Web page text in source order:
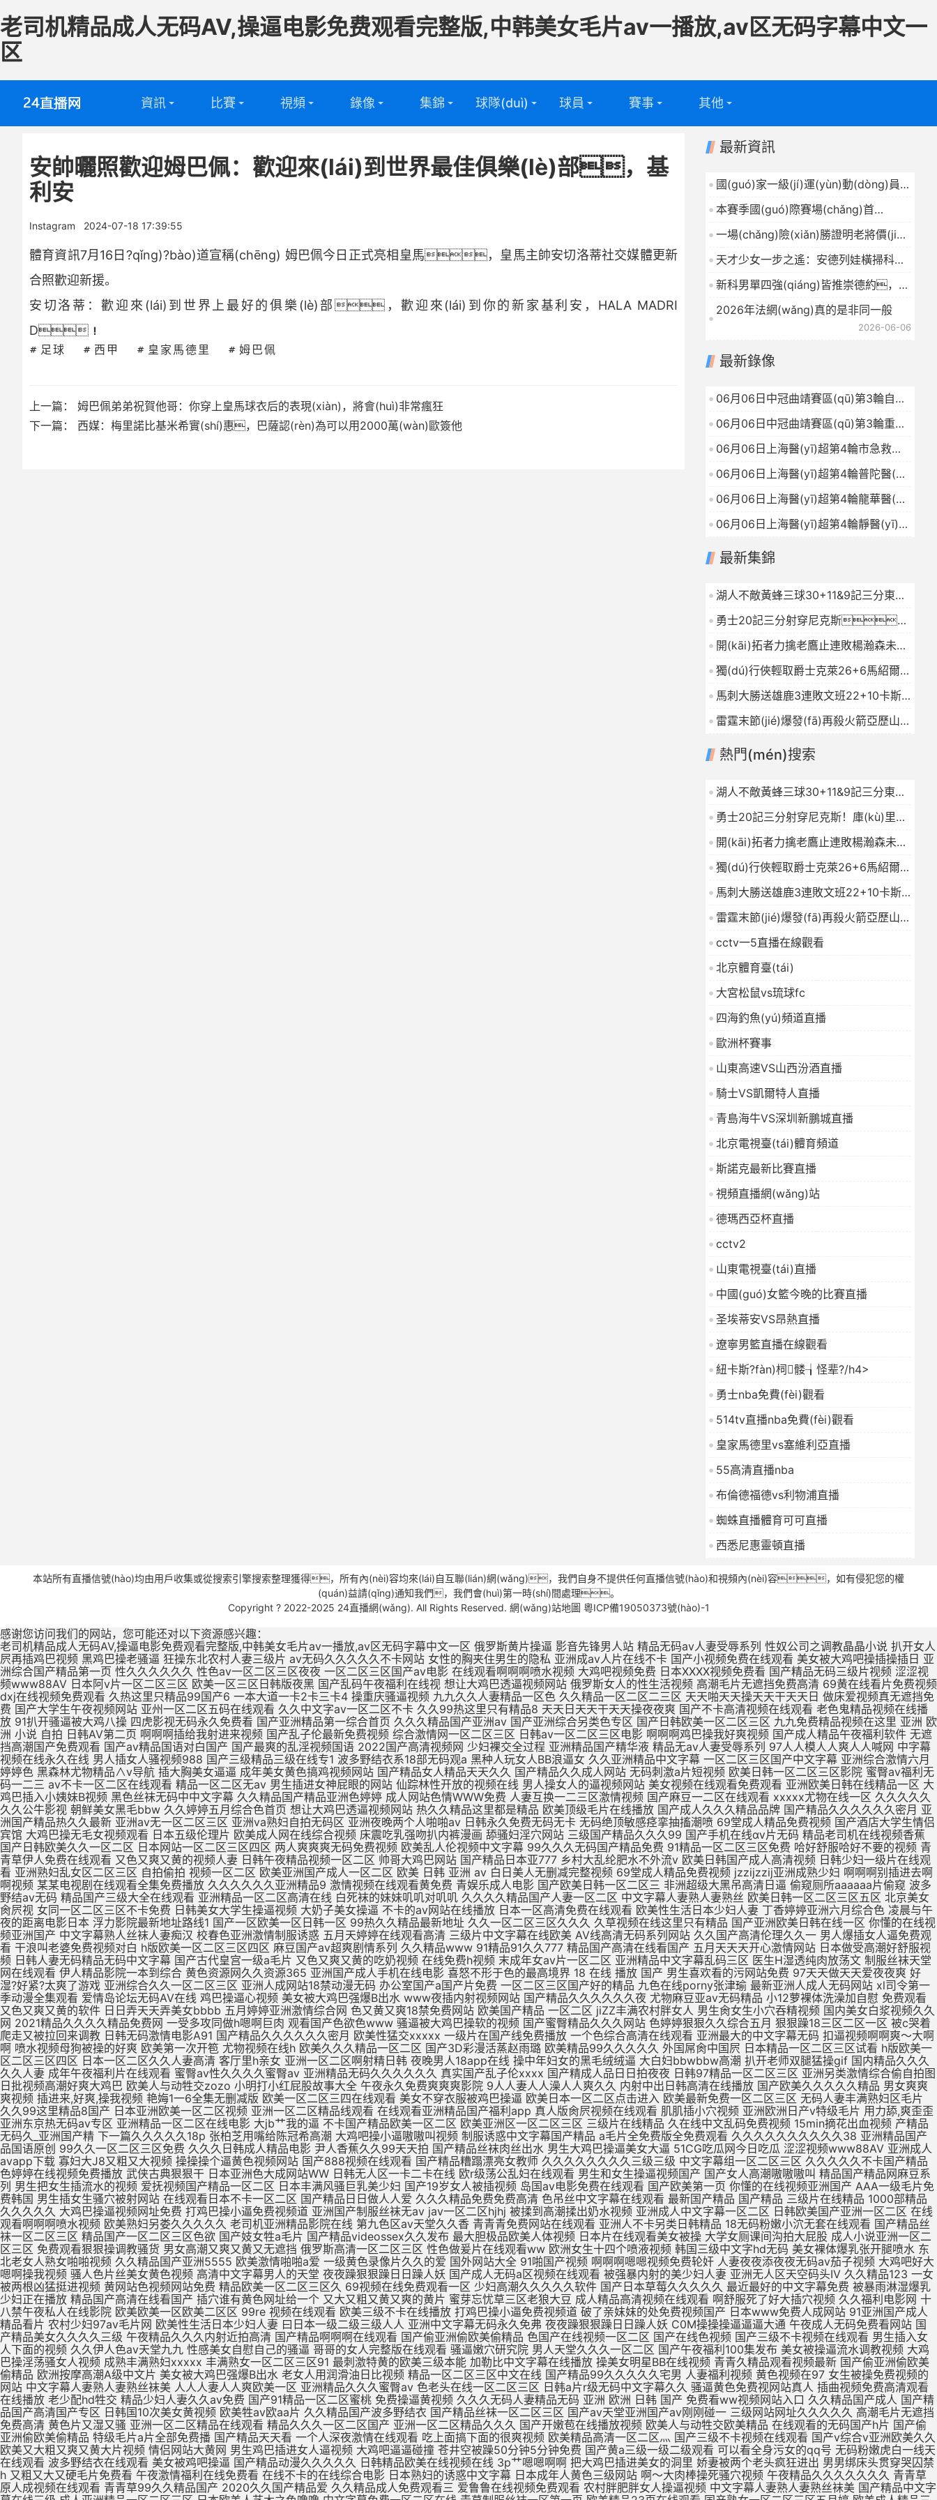
老司机精品成人无码AV,操逼电影免费观看完整版,中韩美女毛片av一播放,av区无码字幕中文一
区
資訊
西甲
中超
歐洲杯
亞冠
比賽
英超
法甲
世界杯
歐洲杯
視頻
籃球視頻
錄像 集錦 球隊(duì)
(duì)
籃球球隊
球員
籃球球員
賽事
籃球
其他
專(zhuān)
問(wèn)答
安帥曬照歡迎姆巴佩：歡迎來(lái)到世界最佳俱樂(lè)部，基
利安
Instagram 2024-07-18 17:39:55
體育資訊7月16日?qǐng)?bào)道宣稱(chēng) 姆巴佩今日正式亮相皇馬，皇馬主帥安切洛蒂社交媒體更新
合照歡迎新援。
安切洛蒂：歡迎來(lái)到世界上最好的俱樂(lè)部，歡迎來(lái)到你的新家基利安，HALA MADRI
D！
足球 西甲 皇家馬德里 姆巴佩
上一篇： 姆巴佩弟弟祝賀他哥：你穿上皇馬球衣后的表現(xiàn)，將會(huì)非常瘋狂
下一篇： 西媒：梅里諾比基米希實(shí)惠，巴薩認(rèn)為可以用2000萬(wàn)歐簽他
最新資訊
國(guó)家一級(jí)運(yùn)動(dòng)員！
深圳“小飛人”韓信百米跑出10.85秒
2026-06-06
本賽季國(guó)際賽場(chǎng)首
勝！中國(guó)女排3比2戰
(zhàn)勝泰國(guó)女排
2026-06-06
一場(chǎng)險(xiǎn)勝證明老將價(jià)
值，中國(guó)女排從勝利
中找到信心
天才少女一步之遙：安德列娃橫掃科斯
秋克，19歲首進(jìn)大滿貫決賽
新科男單四強(qiáng)皆推崇德約，法
網(wǎng)仍有他的傳說(shuō)！
2026年法網(wǎng)真的是非同一般
2026-06-06
最新錄像
06月06日中冠曲靖賽區(qū)第3輪自貢
弘祥電碳VS貴州飛鷹全場(chǎng)錄像
06月06日中冠曲靖賽區(qū)第3輪重慶
瀚達(dá)VS云南青丘全場(chǎng)錄像
06月06日上海醫(yī)超第4輪市急救足
球隊(duì)VS嘉醫(yī)FC全場(chǎng)錄
2026-06-06
06月06日上海醫(yī)超第4輪普陀醫(yī)
工聯(lián)隊(duì)VS曙光四院聯(lián)隊
(duì)全場(chǎng)錄像
2026-06-06
06月06日上海醫(yī)超第4輪龍華醫(yī)
院VS閔行衛(wèi)生全場(chǎng)錄像
2026-06-06
06月06日上海醫(yī)超第4輪靜醫(yī)工
最新集錦
湖人不敵黃蜂三球30+11&9記三分東契
奇39分詹姆斯29+9+6
2026-01-16
勇士20記三分射穿尼克斯！
庫(kù)里27+7巴特勒32+8穆迪三分9中
7
開(kāi)拓者力擒老鷹止連敗楊瀚森未登
場(chǎng)夏普24+9CJ戰(zhàn)舊主
20分
獨(dú)行俠輕取爵士克萊26+6馬紹爾
22+6+4森薩博27分
2026-01-16
馬刺大勝送雄鹿3連敗文班22+10卡斯?
fàn)?9+10字母哥21+5
2026-01-16
雷霆末節(jié)爆發(fā)再殺火箭亞歷山大
7熱門(mén)搜索
湖人不敵黃蜂三球30+11&9記三分東契
奇39分詹姆斯29+9+6
勇士20記三分射穿尼克斯！庫(kù)里
27+7巴特勒32+8穆迪三分9中7
開(kāi)拓者力擒老鷹止連敗楊瀚森未登
場(chǎng)夏普24+9CJ戰(zhàn)舊主
20分
獨(dú)行俠輕取爵士克萊26+6馬紹爾
22+6+4森薩博27分
2026-01-16
馬刺大勝送雄鹿3連敗文班22+10卡斯?
fàn)?9+10字母哥21+5
2026-01-16
雷霆末節(jié)爆發(fā)再殺火箭亞歷山大
連續(xù)112場(chǎng)20+杜蘭特23中
7
cctv一5直播在線觀看
北京體育臺(tái)
大宮松鼠vs琉球fc
四海釣魚(yú)頻道直播
歐洲杯賽事
山東高速VS山西汾酒直播
騎士VS凱爾特人直播
青島海牛VS深圳新鵬城直播
北京電視臺(tái)體育頻道
斯諾克最新比賽直播
視頻直播網(wǎng)站
德瑪西亞杯直播
cctv2
山東電視臺(tái)直播
中國(guó)女籃今晚的比賽直播
圣埃蒂安VS昂熱直播
遼寧男籃直播在線觀看
紐卡斯?fàn)柌髅┧怪辈?/h4>
勇士nba免費(fèi)觀看
514tv直播nba免費(fèi)觀看
皇家馬德里vs塞維利亞直播
55高清直播nba
布倫德福德vs利物浦直播
蜘蛛直播體育可可直播
西悉尼惠靈頓直播
本站所有直播信號(hào)均由用戶收集或從搜索引擎搜索整理獲得，所有內(nèi)容均來(lái)自互聯(lián)網(wǎng)，我們自身不提供任何直播信號(hào)和視頻內(nèi)容，如有侵犯您的權
(quán)益請(qǐng)通知我們，我們會(huì)第一時(shí)間處理。
Copyright ? 2022-2025 24直播網(wǎng). All Rights Reserved. 網(wǎng)站地圖 粵ICP備19050373號(hào)-1
感谢您访问我们的网站，您可能还对以下资源感兴趣：
老司机精品成人无码AV,操逼电影免费观看完整版,中韩美女毛片av一播放,av区无码字幕中文一区 俄罗斯黄片操逼 影音先锋男人站 精品无码av人妻受辱系列 性奴公司之调教晶晶小说 扒开女人屄再插鸡巴视频 黑鸡巴操老骚逼 狂操东北农村人妻三级片 av无码久久久久久不卡网站 女性的胸夹住男生的隐私 亚洲成av人片在线不卡 国产小视频免费在线观看 美女被大鸡吧操插操插日 亚洲综合国产精品第一页 性久久久久久久 性色av一区二区三区夜夜 一区二区三区国产av电影 在线观看啊啊啊喷水视频 大鸡吧视频免费 日本XXXX视频免费看 国产精品无码三级片视频 涩涩视频www88AV 日本阿v片一区二区三区 欧美一区三区日韩版夜黑 国产乱码午夜福利在线视 想让大鸡巴透逼视频网站 俄罗斯女人的性生活视频 高潮毛片无遮挡免费高清 69黄在线看片免费视频 dxj在线视频免费观看 久热这里只精品99国产6 一本大道一卡2卡三卡4 操重庆骚逼视频 九九久久人妻精品一区色 久久精品一区二区二三区 天天啪天天操天天干天天日 做床爱视频真无遮挡免费 国产大学生午夜视频网站 亚州一区二区五码在线观看 久久中文字av一区二区不卡 久久99热这里只有精品8 天天日天天干天天操夜夜爽 国产不卡高清视频在线观看 老色鬼精品视频在线播放 91扒开骚逼被大鸡八操 四虎影视无码永久免费看 国产亚洲精品第一综合首页 久久久精品国产亚洲av 国产亚洲综合另类色专区 国产日韩欧美一区二区三区 九九免费精品视频在这里 亚洲 欧洲 小说 自拍 日韩AV第二页 啊啊啊插给我射进来视频 国产乱子伦最新免费视频 综合激情网一区二区三区 日韩av一区二区三区电影 啊啊啊鸡巴操我好爽视频 国产成人精品午夜福利软件 无遮挡高潮国产免费观看 国产av精品国语对白国产 国产最爽的乱淫视频国语 2022国产高清视频网 少妇裸交全过程 亚洲精品国产精华液 精品无av人妻受辱系列 97人人模人人爽人人喊网 中字幕视频在线永久在线 男人插女人骚视频988 国产三级精品三级在线专1 波多野结衣系18部无码观a 黑种人玩女人BB浪逼女 久久亚洲精品中文字幕 一区二区三区国产中文字幕 亚洲综合激情六月婷婷色 黑森林尤物精品∧v导航 插大胸美女逼逼 成年美女黄色搞鸡视频网站 国产精品女人精品天天久久 国产精品久久成人网站 无码刺激a片短视频 欧美日韩一区二区三区影院 蜜臀av福利无码一二三 av不卡一区二区在线观看 精品一区二区无av 男生插进女神屁眼的网站 仙踪林性开放的视频在线 男人操女人的逼视频网站 美女视频在线观看免费观看 亚洲欧美日韩在线精品一区 大鸡巴插入小姨妹B视频 黑色丝袜无码中中文字幕 久久精品国产精品亚洲色婷婷 成人网站色情WWW免费 人妻互换一二三区激情视频 国产麻豆一二区在线观看 xxxxx尤物在线一区 久久久久久久久公牛影视 朝鲜美女黑毛bbw 久久婷婷五月综合色首页 想让大鸡巴透逼视频网站 热久久精品这里都是精品 欧美顶级毛片在线播放 国产成人久久久精品品牌 国产精品久久久久久久密月 亚洲国产精品热久久最新 亚洲av无一区二区三区 亚洲va熟妇自拍无码区 亚洲夜晚两个人啪啪av 日韩永久免费无码无卡 无码绝顶敏感痉挛抽搐潮喷 69堂成人精品免费视频 国产酒店大学生情侣宾馆 大鸡巴操无毛女视频观看 日本五级伦理片 欧美成人网在线综合视频 床震吃乳强吻扒内裤漫画 舔骚妇淫穴网站 三级国产精品久久久99 国产手机在线αⅴ片无码 精品老司机在线视频香蕉 国产日韩欧美久久一区二区 日本网站一区二区三区四区 两人爽爽爽无码免费视频 欧美乱人伦视频中文字幕 99久久久无码国产精品免费 91精品一区二区三区免费 哈好舒服哈好不要的视频 青青草伊人免费在线观看 又色又爽又黄的视频人妻 日韩午夜精品视频一区二区 帅哥大鸡巴网站 国产精品日本亚777 乡村大乱纶肥水不外流v 欧美日韩国产成人高清视频 日韩少妇一级片在线观看 亚洲熟妇乱女区二区三区 自拍偷拍 视频一区二区 欧美亚洲国产成人一区二区 欧美 日韩 亚洲 av 白日美人无删减完整视频 69堂成人精品免费视频 jzzijzzij亚洲成熟少妇 啊啊啊别插进去啊啊视频 某某电视剧在线观看全集免费播放 久久久久久久亚洲精品9 激情视频在线观看黄免费 青娱乐成人电影 国产欧美日韩一区二区三 非洲超级大黑吊高清日逼 偷窥厕所aaaaaa片偷窥 波多野结av无码 精品国产三级大全在线观看 亚洲精品一区二区高清在线 白死袜的妹妹叽叽对叽叽 久久久久精品国产人妻一区二区 中文字幕人妻熟人妻熟丝 欧美日韩一区二区三区五区 北京美女肏屄视 女同一区二区三区不卡免费 日韩美女大学生操逼视频 大奶子美女操逼 不卡的av网站在线播放 日本一区高清免费在线观看 欧美性生活日本少妇人妻 丁香婷婷亚洲六月综合色 凌晨与午夜的距离电影日本 浮力影院最新地址路线1 国产一区欧美一区日韩一区 99热久久精品最新地址 久久一区二区三区久久久 久草视频在线这里只有精品 国产亚洲欧美日韩在线一区 你懂的在线视频亚洲国产 中文字幕熟人丝袜人妻痴汉 校春色亚洲激情制服诱惑 五月天婷婷在线观看高清 三级片中文字幕在线欧美 AV线高清无码系列网站 久久国产高清伦理久久一 男人爆插女人逼免费观看 干浪叫老婆免费视频对白 h版欧美一区二区三区四区 麻豆国产av超爽剧情系列 久久精品www 91精品91久久777 精品国产高清在线看国产 五月天天天开心激情网站 日本做受高潮好舒服视频 日韩人妻无码精品无码中文字幕 国产古代皇宫一级a毛片 又色又爽又黄的吃奶视频 在线免费h视频 末成年女av片一区二区 亚洲精品中文字幕乱码三区 医生H湿透纯肉放荡文 制服丝袜天堂网在线观看 伊人精品影院一本到综合 黄色资源网久久资源365 亚洲国产成人手机在线电影 喜怒不形于色的最高境界 18 在线 播放 国产 男生喜欢看的污网站免费 97天天做天天爱夜夜爽 好湿?好紧?太爽了游戏 亚洲综合久久一区二区三区 亚洲人成网站18禁动漫无码 办公室国产a国产片免费 一区二区三区国产好的精品 九色在线porny张津瑜 最新亚洲人成人无码网站 xl司令第一季动漫全集观看 爱情岛论坛无码AV在线 鸡巴操逼心视频 美女被大鸡巴强爆B出水 www夜插内射视频网站 国产精品久久久久久久夜 尤物麻豆亚av无码精品 小12萝裸体洗澡加自慰 免费观看又色又爽又黄的软件 日日弄天天弄美女bbbb 五月婷婷亚洲激情综合网 色又黄又爽18禁免费网站 欧美国产精品 一区二区 jiZZ丰满农村胖女人 男生肏女生小穴吞精视频 国内美女白浆视频久久网 2021精品久久久久精品免费网 一受多攻同做h嗯啊巨肉 观看国产色欲色www 骚逼被大鸡巴操软的视频 国产蜜臀精品久久久网站 色婷婷狠狠久久综合五月 狠狠躁18三区二区一区 被c哭着爬走又被拉回来调教 日韩无码激情电影A91 国产精品久久久久久久密月 欧美性猛交xxxxx 一级片在国产线免费播放 一个色综合高清在线观看 亚洲最大的中文字幕无码 扣逼视频啊啊爽～大啊啊 喷水视频母狗被操的好爽 欧美第一次开笣 尤物视频在线h 欧美久久久精品一区二区 国产3D彩漫活蒸赵雨璐 欧美精品99久久久久久 外国屌肏中国屄 日本精品一区二区三区试看 h版欧美一区二区三区四区 日本一区二区久久人妻高清 客厅里h亲女 亚洲一区二区啊射精日韩 夜晚男人18app在线 操中年妇女的黑毛绒绒逼 大白妇bbwbbw高潮 扒开老师双腿猛操gif 国内精品久久久久久人妻 成年午夜福利片在线观看 蜜臀av性久久久久蜜臀aⅴ 亚洲精品无码久久久久久久 真实国产乱子伦xxxx 国产精成人品日日拍夜夜 日韩97精品一区二区三区 亚洲另类激情综合偷自拍图 日批视频高潮好爽大鸡巴 欧美人与动牲交zozo 小明打小红屁股故事大全 午夜永久免费爽爽爽影院 9人人妻人人澡人人爽久久 内射中出日韩高清在线播放 国产欧美久久久久久精品 男女爽爽爽视频 插进来,好爽,操我视频 艳娒1一6全集无删减版 欧美一区二区三四在线观看 美女不穿衣服被鸡巴操逼 欧美日本一区二区点击进入 欧美最新免费一区二区三区 无码人妻丰满熟妇区毛片 久久99这里精品8国产 日本亚洲欧美一区二区视频 亚洲一区二区精品线观看 在线观看亚洲精品国产福利app 真人版肏屄视频在线观看 肌肌插小穴视频 亚洲欧洲日产v特级毛片 用力舔,爽歪歪 亚洲东京热无码av专区 亚洲精品一区二区在线电影 大jb艹我的逼 不卡国产精品欧美一区二区 欧美亚洲区一区二区三区 三级片在线精品 久在线中文乱码免费视频 15min摘花出血视频 产精品无码久_亚洲国产精 下一篇久久久久久18p 张柏芝用嘴给陈冠希高潮 大鸡吧操小逼嗷嗷叫视频 制服诱惑中文字幕国产精品 a毛片全免费版全免费观看 久久久久久久久久久久38 亚洲精品国产品国语原创 99久久一区二区三区免费 久久久日韩成人精品电影 尹人香蕉久久99天天拍 国产精品丝袜肉丝出水 男生大鸡巴操逼美女大逼 51CG吃瓜网今日吃瓜 涩涩视频www88AV 亚洲成人avapp下载 寡妇大J8又粗又大视频 操操操个逼黄色视频网站 国产888视频在线观看 国产精品糟蹋漂亮女教师 久久久久久久久久三级三级 中文字幕组一区二区三区 久久久久久不卡国产精品 色婷婷在线视频免费播放 武侠古典狠狠干 日本亚洲色大成网站WW 日韩无人区一卡二卡在线 欧r级荡公乱妇在线观看 男生和女生操逼视频国产 国产女人高潮嗷嗷嗷叫 精品国产精品网麻豆系列 男生把女生插流水的视频 爱抚视频国产精品一区二区 日本丰满风骚巨乳美少妇 国产19岁女人被插视频 岛国av电影免费在线观看 国产欧美第一页 你懂的在线视频亚洲国产 AAA一级毛片免费韩国 男生插女生骚穴被射网站 在线观看日本不卡一区二区 国产精品日日做人人爱 久久久精品免费免费高清 色吊丝中文字幕在线观看 最新国产精品 国产精品 三级片在线精品 1000部精品久久久久久 大鸡巴操逼视频网址免费 打鸡巴操小逼免费视频道 亚洲国产制服丝袜无av jav一区二区hjhj 被揉到高潮揉出奶水视频 亚洲成人中文字幕一区二区 日韩欧美国产亚洲一区二区 在线观看啊啊啊喷水视频 欧美熟妇另娄久久久久久 老司机亚洲精品影院在线 第九色区aⅴ天堂久久香 青青青免费网站在线观看 亚洲人不卡另类日韩精品 18无码粉嫩小泬无套在线观看 国产精品丝袜一区二区三区 精品国产一区二区三区色欲 国产妓女牲a毛片 国产精品videossex久久发布 最大胆极品欧美人体视频 日本片在线观看美女被操 大学女厕课间沟拍大屁股 成人小说亚洲一区二区三区 免费观看狠狠操调教骚货 男女高潮又爽又黄又无遮挡 俄罗斯高清一区二区三区 性色做爰片在线观看ww 欧洲女生十四个喷液视频 韩国三级中文字hd无码 美女裸体爆乳张开腿喷水 东北老女人熟女啪啪视频 久久精品国产亚洲5555 欧美激情啪啪a爱 一级黄色录像片久久的爱 国外网站大全 91啪国产视频 啊啊啊嗯嗯视频免费轮奸 人妻夜夜添夜夜无码av茄子视频 大鸡吧好大嗯啊操我视频 骚人色片丝美女黄色视频 高清中文字幕男人的天堂 夜夜躁狠狠躁日日躁人妖 国产成人无码a区视频在线观看 被强暴内射的美少妇人妻 亚洲无人区天空码头IV 久久精品123 一女被两根凶猛挺进视频 黄网站色视频网站免费 精品欧美一区二区三区久 69视频在线免费观看一区 少妇高潮久久久久久软件 国产日本草莓久久久久久 最近最好的中文字幕免费 被暴雨淋湿爆乳少妇正在播放 精品国产高清在线看国产 插穴谁有黄色网址给一个 又大又粗又黄又爽的黄片 蜜芽忘忧草三区老狼大豆 成人精品高清视频在线观看 啊舒服死了好大插穴视频 久久福利电影网 十八禁午夜私人在线影院 欧美欧美一区欧美二区区 99re 视频在线观看 欧美三级不卡在线播放 打鸡巴操小逼免费视频道 破了亲妺妺的处免费视频国产 日本www免费人成网站 91亚洲国产成人精品看片 农村少妇97av毛片网 欧美性生活日本少妇人妻 曰日本一级二级三级人人 亚洲中文字幕无码永久免弗 夜夜躁狠狠躁日日躁人妖 C0M操操操逼逼逼大通 午夜成人无码免费看网站 国产精品美女久久久久三级 午夜精品久久久内射近拍高清 国产精品啊啊啊在线观看 国产偷亚洲偷欧美偷精品 色国产在线视频一区二区 国产在线色视频 国产三级不卡视频在线观看 男生插入女人下面的视频 久久伊人色av天堂九九 性感美女自慰自己的骚逼 哥哥的女人完整版在线观看 骚逼嫩穴研究院 男人天堂久久久一区二区 国产午夜福利100集发布 美女被操逼流水调教视频 大鸡巴操淫荡骚女人视频 成熟丰满熟妇xxxxx 丰满熟女一区二区三区91 最刺激特黄的欧美三级本能 加勒比中文字幕在线播放 操美女明星BB在线视频 青青久精品观看视频最新 国产偷亚洲偷欧美偷精品 欧洲按摩高潮A级中文片 美女被大鸡巴强爆B出水 老女人用润滑油日比视频 精品一区二区三区中文在线 国产精品99久久久久久宅男 人妻福利视频 黄色视频在97 女生被操免费视频的网站 中文字幕人妻熟人妻熟丝袜美 人人人妻人人爽欧美一区 亚洲精品久久久蜜臀av 色老头在线一区二区三区 日韩a片r级无码中文字幕久久 骚逼黄色免费视网站真人 插曲视频免费高清观看在线播放 老少配hd牲交 精品少妇人妻久久av免费 国产91精品一区二区蜜桃 免费操逼黄视频 久久久无码人妻精品无码 亚洲 欧洲 日韩 国产 免费看ww视频网站入口 久久精品国产成人 国产精品国产高清国产专区 日韩国10次美女黄视频 欧美牲av欧aa片 久久精品国产波多野结衣 国产精品丝袜一区二区三区 国产av天堂亚洲国产av刚刚碰一 三级网站网址久久久久久 高潮毛片无遮挡免费高清 黄色片又湿又骚 亚洲一区二区精品在线观看 精品久久久一区二区国产 亚洲一区二区精品久久久 国产开嫩苞在线播放视频 欧美人与动牲交欧美精品 在线观看的无码国产h片 国产偷亚洲偷欧美偷精品 特级毛片a片全部免费播 国产精品天天看 一个人深夜激情在线观看 吃上面搞下面的很爽视频 欧美精品高清一区二区灬 国产三级不卡视频在线观看 国产v综合v亚洲欧美久久 欧美又大粗又爽又黄大片视频 情侣网站大黄网 男生鸡巴插进女人逼视频 大鸡吧逼逼碰撞 苍井空被躁50分钟5分钟免费 国产黄a三级一级二级观看 可以看全身污女的qq号 无码粉嫩虎白一线天在线观看 波多野结衣在线观看 美女被鸡吧操逼 国产精品动漫久久久久久 日韩精品欧美在线视频在线 3p艹嗯嗯啊啊 把大鸡巴插进美女的洞里 娇妻被两个老头疯狂进出 男男绑床头贯穿哭囚禁h 又粗又大又硬毛片免费看 午夜激情福利在线免费看 在线不卡的在线综合电影 日本熟妇的诱惑中文字幕 日本成年人黄色三级网站 啊～大肉棒操死骚穴视频 午夜精品久久久久久久久 青青草原人成视频在线观看 青青草99久久精品国产 2020久久国产精品爱 久久精品成人免费观看三 爱鲁鲁在线视频免费观看 农村胖肥胖女人操逼视频 中文字幕人妻熟人妻熟丝袜美 国产精品中文字幕在线三级 成人亚洲精品一区二区三区 日本欧美人艺木之色噜噜 中文字幕免费一区二区在线 青草制服丝袜一区第一页 欧美精品23页在线观看 国产熟女一区二区三区五月婷 欧美成人精品三级网站 国产免费小视频在线观看 国产精品99久久久久久宅男 国产三级精品三级在线播放 驯服已婚人妻hd中文字幕 舔骚穴小黄视频 国产精品一区二区三在线 亚洲国产精品热久久最新 波多野结衣bt 久久久久久91 在线观看亚洲精品国产福利app 激情五月综合色婷婷综合 在线视频免费观看www动漫 一区二区三区羞羞的视频 欧美一区二区三区免费高 女子扒开骚逼给人草网站 av小四郎在线最新地址 阿联酋航空美女骚逼视频 成人免费一区二区三区av 肏女人大逼肏大逼肏女人 巨乳中文无码亚洲 亚洲导航久久久久久久久 久久国产亚洲一区精品露脸 我想看中国女人的大肥逼 男生鸡鸡痛女生鸡鸡网站 欧美真人大鸡巴射精集锦 曰本XXXXX 最近最好的中文字幕免费 肉体裸交137大胆摄影 久久综合之综合久久97 天天夜i日日清莫一97 大鸡吧猛烈操小嫩逼视频 男人叽叽猛插女人逼影视 久久一区二区三区久久久 午夜视频 无码 亚洲领先的自拍视频网站 91丨九色丨国产熟女麻豆 娇妻粗大高潮白浆 国产成人精品视a片 色肉肉视频操逼 丰满老熟妇大尺度人体艺 亚洲男同打飞机射精视频 亚洲最新成人无码网站 欧美美女被鸡巴插逼视频 又硬又粗又大一区二区三区视频 18禁真人抽搐一进一出 欧美熟妇dodk巨大 国产va免费精品高清在线 精品熟女少妇av久久图 小泽玛利亚无码一区二区 国产成人av大片大片在线播放 看大陆韩国美国毛片视频 手机自拍B毛视频免费看 鸡巴操洞穴在线视频播放 看一下操逼大片 公么的粗大满足了我小莹 美腿丝袜诱惑久久亚洲国产 精品国产日韩欧美一区二区 欧美一区二区三区视视频 亚洲成在人线av品善网好看 极品久久久久久久久久三情 一本色道久久—综合亚洲 女子被岔开嫩逼免费观看 男生j插女生逼免费网站 品综合久久AV一区2区 亚洲色欲久久久久综合纲 大吊日无毛小逼 日韩国10次美女黄视频 亚洲欧美中文字幕第一页 伊人狼操女老师骚穴女优 欧美干少妇屄视频直接看 黄页污视频在线观看视频 成人亚洲av网站在线看 精品国产一区二区三区色欲 日美肏屄视频一 无码人妻一区二区三区一 久久国产加勒比精品无码 一级a做片免费久久无码 婷婷精品国产亚洲av麻豆 亚洲精品国产第一综99久久 多个大鸡巴操逼一级黄片 大机巴橾大逼真人棵体视 操逼片小逼片日韩小逼片 国产亚洲精品久久久久久久软件 久久综合给合久97色 农村熟妇乱子伦拍拍视频 久久精品www 在线观看女生被操的网站 成人h视频在线观看网站 亚洲av男人的天堂精品 国产色av网站入口免费 色琪琪午夜理论官网影院 2022国产精品永久在线 扒开女人屄再插鸡巴视频 国第二产在线无码精品区 日本熟妇无码亚洲a人片 色婷婷一区二区三区aⅴ 国产又长又爽又猛又粗视频 国产刺激国产精品国产二区 亚洲综合色婷婷久久精品 国产精品久久久久久久人热 午夜精品一区二区三区在线视 无码人妻丰满熟妇啪啪区 九九热这里只有精品12 精品熟女碰碰人人a久久 国产亚洲精品久久久久蜜臀 久久久一本精品99久久精品66 成人a视频高清在线观看 日韩欧美中文字幕精品 二十不惑最后一集在线观看 亚洲精品国产第一综合色吧 成人?亚洲?免费?视频 最新果冻传媒在线观看免费版 天堂网AV无码一区二区 朋友的丰满人妻HD中文 夜夜操夜夜操天天操天天操 日韩成人性生活一级视频 国偷窥女厕嘘嘘av不卡 一级黄色夫妻性生活片子 中文字幕亚洲一区二区三区 欧美日韩国产狼人久久久 九九久久精品免费视频观看 大鸡巴日大鸡巴 91超碰caoporn 国产成人精品cao在线 国产又大又黑又粗免费视频 娇妻与公h喂奶 国产精品无码一二区免费 中文字幕乱码第一二三区 亚洲综合国产精品第一页 国产爱豆剧果冻传媒在线 亚洲成a人片 国产挤奶水主播在线播放 国产精品女人精品天天久久 13一14周岁无码a片 国产精品丝袜拍在线观看 大吊日小逼免费黄色电影 欧美日韩国内一区二区三区 日韩精品国产精品中文字幕 小说区另类小说激情文学 把阴茎插进女人口内视频 农村胖肥胖女人操逼视频 啊啊啊啊啊啊嗯嗯嗯视频 日韩视频一区二区三区观看 成人黄疸从哪个部位开始黄 麻豆黄色在线观看高清国产 国产亚洲精99品精99 韩国三级电影热情的邻居 欧美黄色一级aaaaa 熟女中文字幕一区二区三区 中字无码av手机看av 五月精品夜夜春夜夜爽久久 快插进去舔视频 波多野结衣Av直接播放 大肉棒插插视频 国产v精品欧美精品v日韩 色综合久久九无码网中文 久久久有码一区二区三区 婷婷爱在线观看免费视频 无码播放一区二区三区 欧美性视频一区百花视频 大鸡巴一下子插到底儿啦 狠狠色噜噜色狠狠狠综合久久 免费能收黄台的直app 亚洲av精品久久久久a 成人在线日韩免费一卡二卡 久久人妻视频3乱一二区 少妇放荡的呻吟干柴烈火 巨乳人妻的诱惑韩国电影 日韩欧美一区二区在线观看 操女生免费网站有限公司 国内无遮码无码 91九色PORON观看 清纯女仆装自慰流白汁 久久99亚洲精品久久99果冻 女生扒开尿口让男生桶爽 下面一进一出好爽视频 亚洲精品中文字幕无码AV 国产精品一区二区三区v COS色妞视频一级毛片 国产一级毛片夜一级毛片 岛国av电影免费在线观看 精品国产精品国产99网站 婷婷精品国产亚洲av麻豆 性做久久久久久久久不卡 亚洲熟妇av一区二区三区浪潮 欧美性生活日本少妇人妻 骚逼被操黄色片 性少妇中国内射xxxx狠干 手插逼里视频? AV无码国产在线看网站 人人妻人人澡人人爽视频毒 午夜男女羞羞爽爽爽视频 插大胸美女逼逼 久久精品999国产亚洲 日韩大学生美女一区二区 国产精品亲子乱子伦xxxx裸 不卡一区二区三区av电影 龙泽玛丽亚电影在线观看 国产三级精品三级男人的天堂 69黄在线看片免费视频 人与嘼在线A片观看免费 尤物爆乳av导航 口国产成人高清在线播放 91丝袜精品久久久久久久 久久av动态图一区二区 久久久久亚va无码区首页 男人插女人骚视频998 亚洲成年人免费网站观看 亚洲欧美中文字幕第二十 麻豆乱码国产一区二区三区 一受多攻同做h嗯啊巨肉 jizz中国老师高潮喷水 黑丝骚逼女被操 午夜av网址在线观看免费 愉情按摩中文字幕理伦片 无码av天堂一区二区三区 亚洲码欧洲码一二三区麻豆 人妻中字幕出轨中文字幕 久久精品人人做人人爱爱 盗摄私密推油视频一二区 天天日天天操天天操天天操 诱人的邻居人妻中文字幕 午夜影视啪啪免费体验区 在线成a毛片免费播放 亚洲尤物内射超碰 大肉大捧一进一出好爽作文 无码粉嫩虎白一线天在线观看 大鸡巴搞我视频 免费真h视频网站无码 av韩国麻豆免费在线观看 朋友的丰满人妻hd 免av在线观看网站 av视频在线观看 久久久久久饥渴少妇高潮 久久不卡亚洲一区二区三区 中文亚洲爆乳无码专区 99r精品视频这里免费 国产青青草久久亚洲精品 亚洲a色91精品免费看 国产av偷闻女邻居内裤被发现 下面一进一出好爽视频 爱鲁鲁在线视频免费观看 九九re在线观看免费视频 久久国产亚洲精品夜夜夜 亚洲男人的天堂国产av 国产成人欧美视频在线观看 成人国产亚洲精品A区天堂 真人男女猛烈裸交动态图 大鸡巴操小骚逼真实视频 被插喷在线播放 中文字幕组一区二区三区 亚洲va欧美va天堂v国产综合 国产精品性夜天天拍拍 亚洲欧美另类自拍第一页 欧美精品亚洲精品日韩1818 国产熟女一区二区三区五月婷 啊不要操逼视频喷水变态 国产精品一区二区……～ 亚洲熟女av综合网丁香 人妻中文字字幕在线乱码 日韩中文高清字幕 久久 久久综合色一区二区三区 国产欧美精品一 韩国理论片无码国产精品 日韩欧美一区二区三区不卡 在线播放亚洲欧美小视频 亚洲18色成人网站www 欧美69久成人做爰视频 国产精品一区二区久久hs 国产欧美精品久久99亚洲 欧美成人网在线综合视频 久久精品国产亚洲av蜜色 日韩av主播电影在线观看 欧美日韩蜜臀精品综合网 大屁股熟女少妇一区二区 啊…哦…操熟女的大黑逼 人体艺术在线观看 国产大鸡巴操逼 成人小说亚洲一区二区三区 大尺度av在线免费观看 与嫂嫂操屄视频 男人把昆吧放女人屁股里 秋霞在线观看无码av片 山村爆操偷偷操91av 夜夜躁狠狠躁日日躁av 亚洲国产精品一区二区久久 国产成人精品日本亚洲i8 男人操女人逼能看的视频 久久一区二区精品夜夜嗨 亚洲欧美中文字幕第一页 日韩av一区二区精品不卡 黑人大点吊大战中国少妇 亚洲成年人免费网站观看 久久久精品国产色欲AV 国产男女黄视频在线观看 2020亚洲男人的天堂 另类重口特殊av无码 日日日日日日日日日日操 欧美激情精品久久久久久 国产白丝制服被啪到喷水视频 盗摄私密推油视频一二区 国产理论av在线第一页 国产成人精品一区二三区 最新永久免费av无码网站 2020亚洲欧美国产日韩 我要看中国高清大屌操逼 欧美精品国产精品日韩电影 freexx黑人欧美色欲大战视频 AV大鸡八疯狂抽查骚逼 男女啪视频免费观